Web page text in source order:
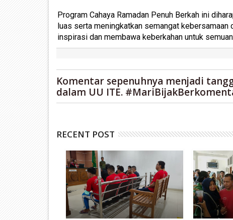
Program Cahaya Ramadan Penuh Berkah ini
luas serta meningkatkan semangat
inspirasi dan membawa keberkahan untuk
Komentar sepenuhnya menjadi
dalam UU ITE.
RECENT POST